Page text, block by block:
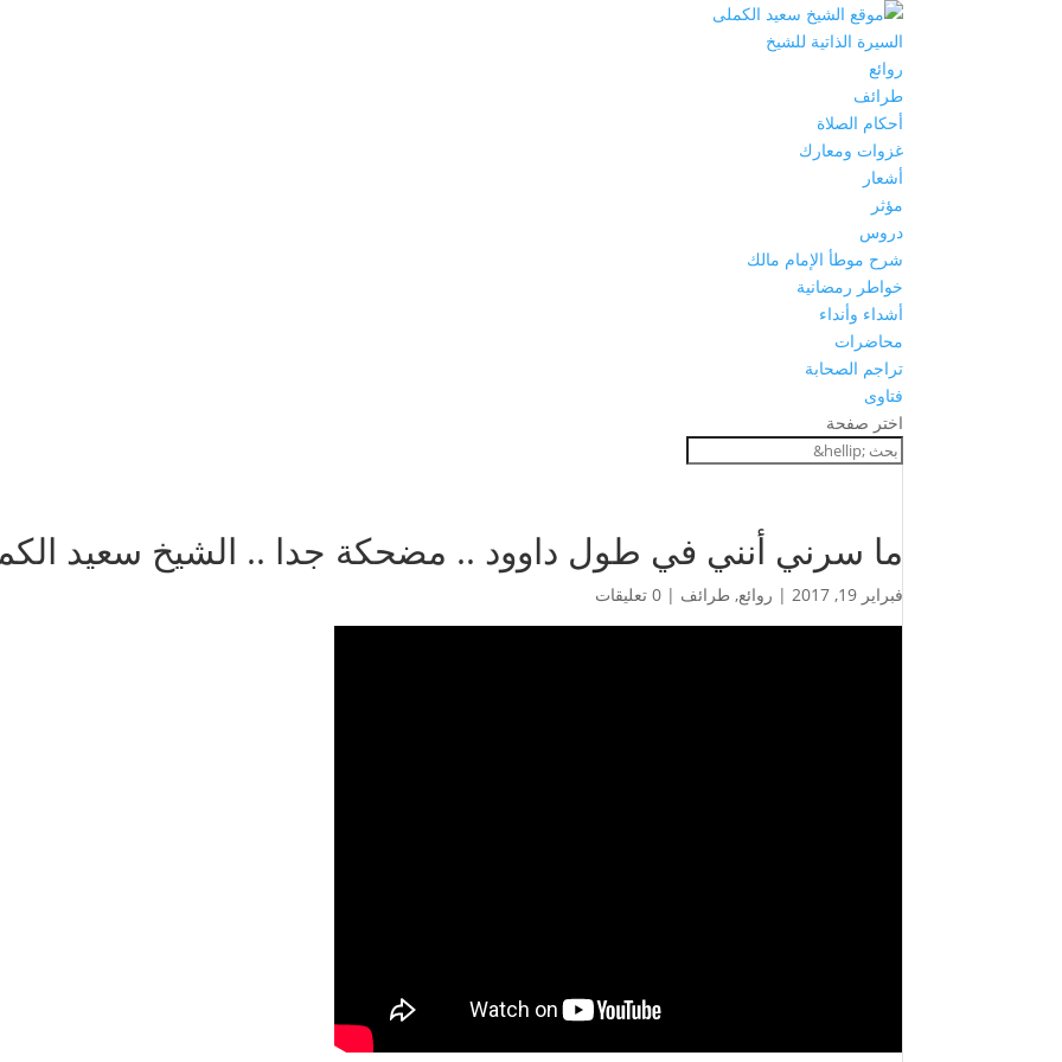
السيرة الذاتية للشيخ
روائع
طرائف
أحكام الصلاة
غزوات ومعارك
أشعار
مؤثر
دروس
شرح موطأ الإمام مالك
خواطر رمضانية
أشداء وأنداء
محاضرات
تراجم الصحابة
فتاوى
اختر صفحة
ما سرني أنني في طول داوود .. مضحكة جدا .. الشيخ سعيد
فبراير 19, 2017 | روائع,طرائف |0 تعليقات